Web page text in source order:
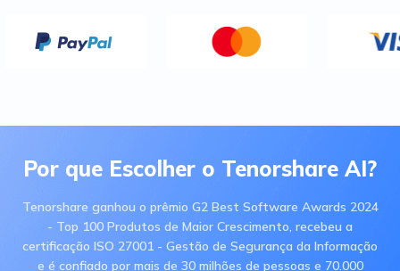
Por que Escolher o Tenorshare AI?
Tenorshare ganhou o prêmio G2 Best Software Awards 2024
- Top 100 Produtos de Maior Crescimento, recebeu a
certificação ISO 27001 - Gestão de Segurança da Informação
e é confiado por mais de 30 milhões de pessoas e 70.000